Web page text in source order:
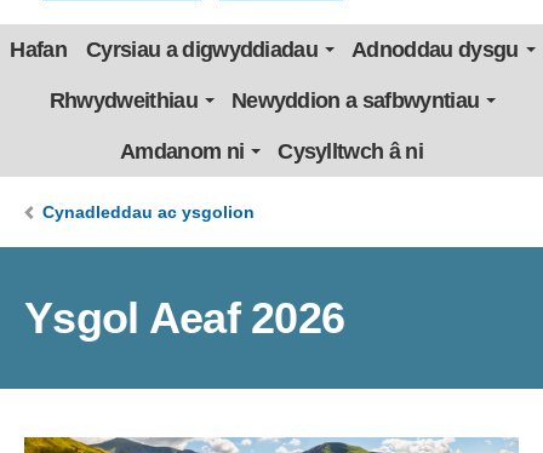
Hafan Cyrsiau a digwyddiadau Adnoddau dysgu
Rhwydweithiau Newyddion a safbwyntiau
Amdanom ni Cysylltwch â ni
Cynadleddau ac ysgolion
Ysgol Aeaf 2026